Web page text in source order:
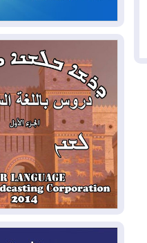
مليون قدم مكعب يومياً من
إقليم كوردستان إلى وزارة
2026-08-05
15كارثة
ملامح أخطر التحديات التي
اليوم
2026-08-05
شخص بينهم
الحرائق
2026-08-04سومو: إنتاج
كوردستان انخفض إلى أقل من